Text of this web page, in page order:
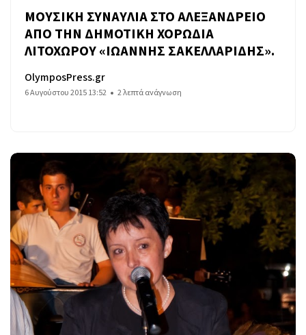
ΜΟΥΣΙΚΗ ΣΥΝΑΥΛΙΑ ΣΤΟ ΑΛΕΞΑΝΔΡΕΙΟ
ΑΠΟ ΤΗΝ ΔΗΜΟΤΙΚΗ ΧΟΡΩΔΙΑ
ΛΙΤΟΧΩΡΟΥ «ΙΩΑΝΝΗΣ ΣΑΚΕΛΛΑΡΙΔΗΣ».
OlymposPress.gr
6 Αυγούστου 2015 13:52 2 λεπτά ανάγνωση